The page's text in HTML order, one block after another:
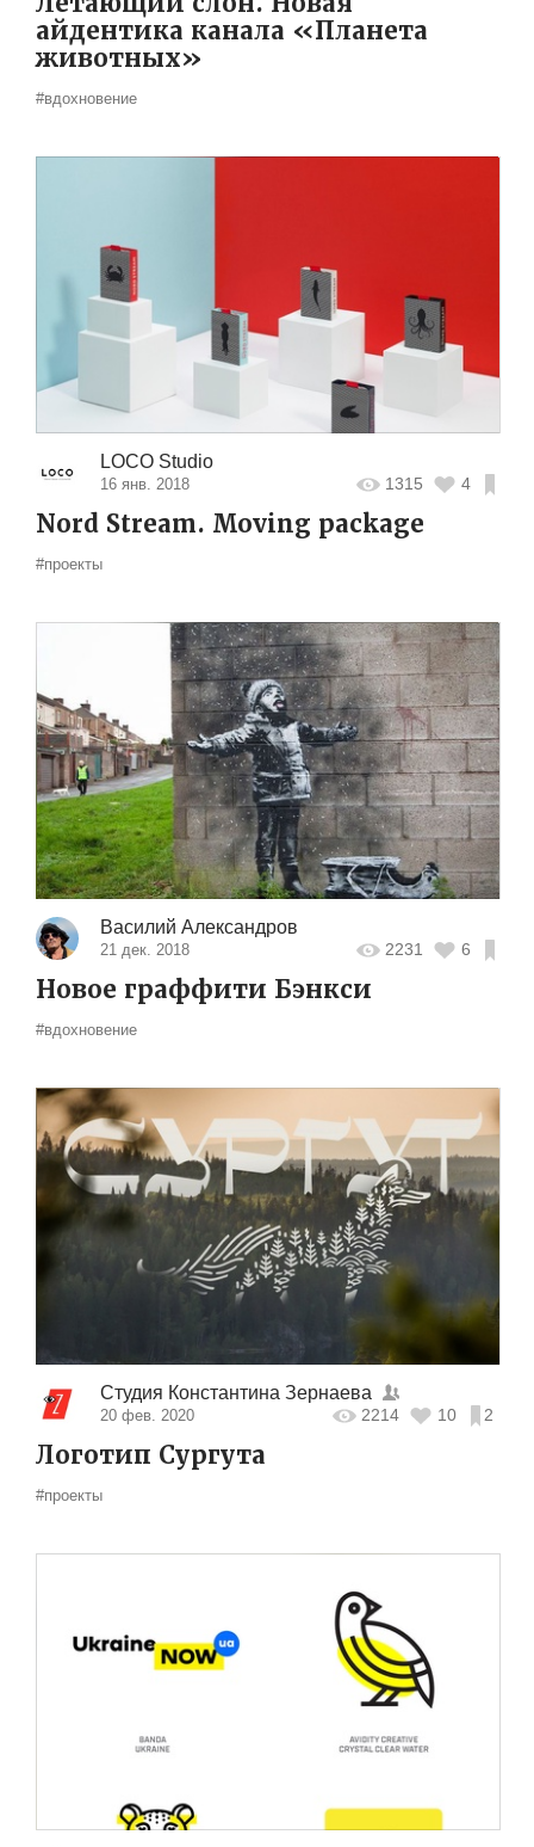
айдентика канала «Планета
животных»
#вдохновение
LOCO Studio
16 янв. 2018 1315 4
Nord Stream. Moving package
#проекты
Василий Александров
21 дек. 2018 2231 6
Новое граффити Бэнкси
#вдохновение
Студия Константина Зернаева
20 фев. 2020 2214 10 2
Логотип Сургута
#проекты